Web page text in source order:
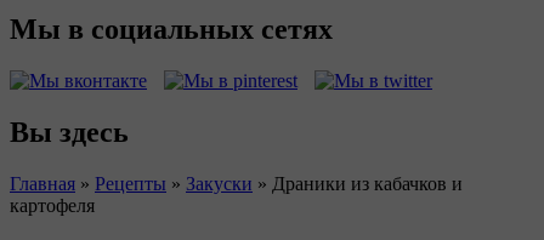
Мы в социальных сетях
Вы здесь
Главная » Рецепты » Закуски » Драники из кабачков и
картофеля